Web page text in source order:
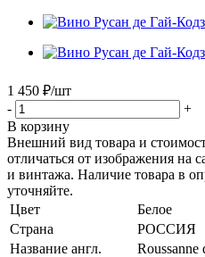
1 450 ₽/шт
-
+
В корзину
Внешний вид товара и
отличаться от изображения на
и винтажа. Наличие товара в
уточняйте.
Цвет
Белое
Страна
РОССИЯ
Название англ.
Roussanne